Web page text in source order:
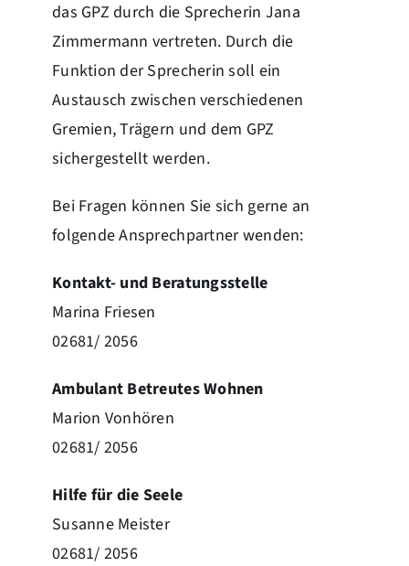
das GPZ durch die Sprecherin Jana
Zimmermann vertreten. Durch die
Funktion der Sprecherin soll ein
Austausch zwischen verschiedenen
Gremien, Trägern und dem GPZ
sichergestellt werden.
Bei Fragen können Sie sich gerne an
folgende Ansprechpartner wenden:
Kontakt- und Beratungsstelle
Marina Friesen
02681/ 2056
Ambulant Betreutes Wohnen
Marion Vonhören
02681/ 2056
Hilfe für die Seele
Susanne Meister
02681/ 2056